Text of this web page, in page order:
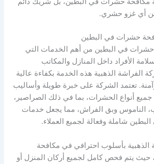
أي غزو حشري.
حشرات في البطين
حشرات في البطين من أهم الخدمات التي
الأفراد داخل المنازل والمكاتب
الفراشة الذهبية هذه الخدمة بكفاءة عالية
تعتمد الشركة على خبرة طويلة وأساليب
أنواع الحشرات، بما في ذلك الصراصير،
الناموس وبق الفراش، مما يجعل خدمات
شاملة وفعالة لجميع العملاء.
الذهبية بأسلوب احترافي في مكافحة
يتم فحص كامل لجميع أركان المنزل أو